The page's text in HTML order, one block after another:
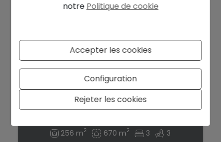
1.110.000 €
Villa impressionnante avec piscine et vue
sur la mer à la Costa Blanca...
Benissa Ref. 12656NS
256 m2 670 m2 3 3
notre Politique de cookie
Accepter les cookies
Configuration
Rejeter les cookies